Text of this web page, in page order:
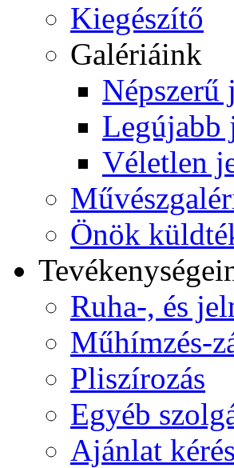
Kiegészítő
Galériáink
Népszerű
Legújabb
Véletlen
Önök
Ruha-, és
Műhímzés-
Pliszírozás
Egyéb
Ajánlat kérés